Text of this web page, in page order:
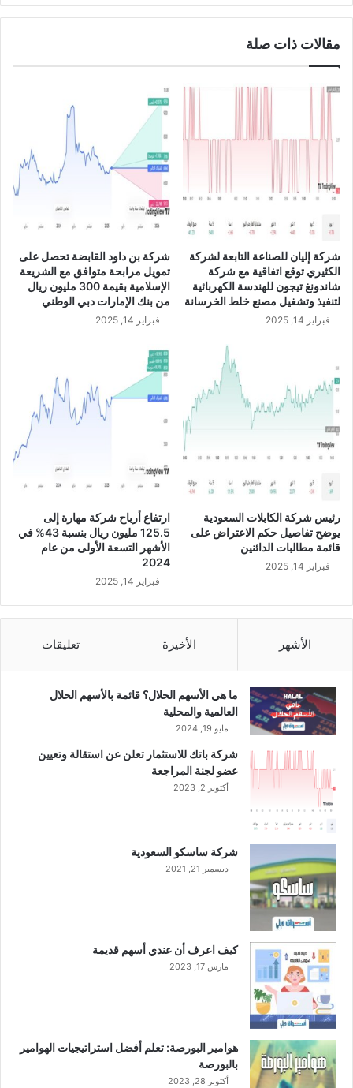
ن
ت
ل
ت
ن
ع
ض
ة
ا
ل
م
مقالات ذات صلة
شركة إليان للصناعة التابعة لشركة
الكثيري توقع اتفاقية مع شركة
شاندونغ تيجون للهندسة الكهربائية
لتنفيذ وتشغيل مصنع خلط الخرسانة
فبراير 14, 2025
شركة بن داود القابضة تحصل على
تمويل مرابحة متوافق مع الشريعة
الإسلامية بقيمة 300 مليون ريال
من بنك الإمارات دبي الوطني
فبراير 14, 2025
رئيس شركة الكابلات السعودية
يوضح تفاصيل حكم الاعتراض على
قائمة مطالبات الدائنين
فبراير 14, 2025
ارتفاع أرباح شركة مهارة إلى
125.5 مليون ريال بنسبة 43% في
الأشهر التسعة الأولى من عام
2024
فبراير 14, 2025
الأشهر الأخيرة تعليقات
ما هي الأسهم الحلال؟ قائمة بالأسهم الحلال
العالمية والمحلية
مايو 19, 2024
شركة باتك للاستثمار تعلن عن استقالة وتعيين
عضو لجنة المراجعة
أكتوبر 2, 2023
شركة ساسكو السعودية
ديسمبر 21, 2021
كيف اعرف أن عندي أسهم قديمة
مارس 17, 2023
هوامير البورصة: تعلم أفضل استراتيجيات الهوامير
بالبورصة
أكتوبر 28, 2023